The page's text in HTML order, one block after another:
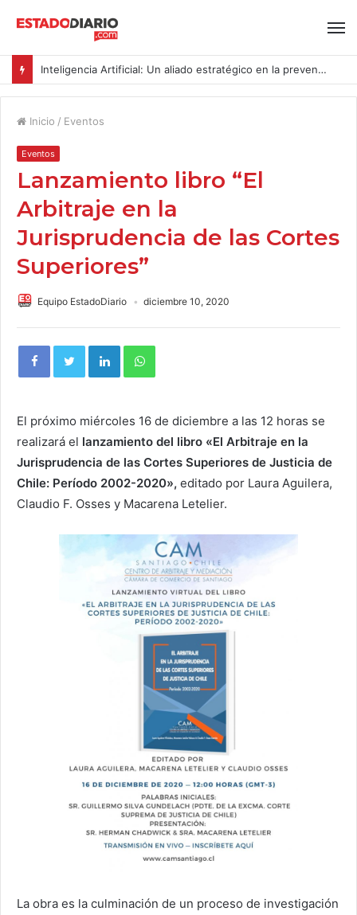
Inteligencia Artificial: Un aliado estratégico en la prevención del acoso y la violencia laboral bajo la Ley Karin
Inicio / Eventos
Eventos
Lanzamiento libro “El
Arbitraje en la
Jurisprudencia de las Cortes
Superiores”
Equipo EstadoDiario diciembre 10, 2020
El próximo miércoles 16 de diciembre a las 12 horas se
realizará el lanzamiento del libro «El Arbitraje en la
Jurisprudencia de las Cortes Superiores de Justicia de
Chile: Período 2002-2020», editado por Laura Aguilera,
Claudio F. Osses y Macarena Letelier.
La obra es la culminación de un proceso de investigación